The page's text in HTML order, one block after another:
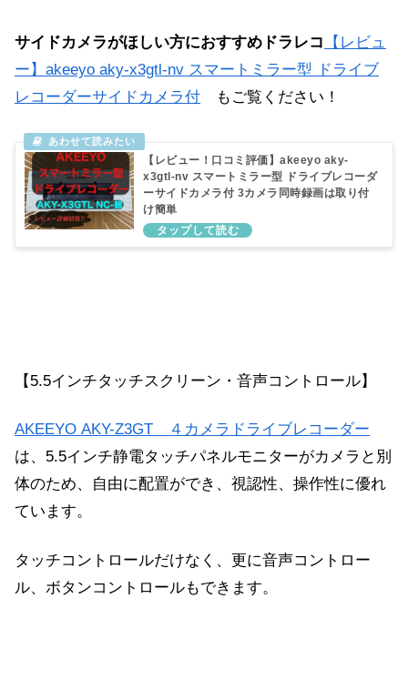
サイドカメラがほしい方におすすめドラレコ
【レビュ
ー】akeeyo aky-x3gtl-nv スマートミラー型 ドライブ
レコーダーサイドカメラ付 もご覧ください！
【レビュー！口コミ評価】akeeyo aky-
x3gtl-nv スマートミラー型 ドライブレコーダ
ーサイドカメラ付 3カメラ同時録画は取り付
け簡単
【5.5インチタッチスクリーン・音声コントロール】
AKEEYO AKY-Z3GT ４カメラドライブレコーダー
は、5.5インチ静電タッチパネルモニターがカメラと別
体のため、自由に配置ができ、視認性、操作性に優れ
ています。
タッチコントロールだけなく、更に音声コントロー
ル、ボタンコントロールもできます。